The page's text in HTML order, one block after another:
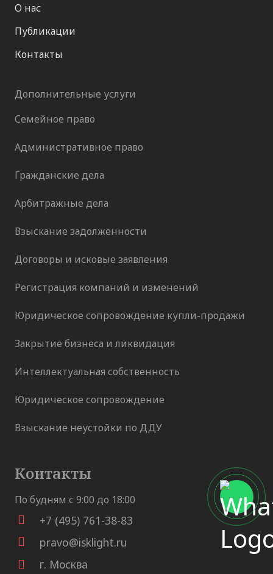
О нас
Публикации
Контакты
Дополнительные услуги
Семейное право
Административное право
Гражданские дела
Арбитражные дела
Взыскание задолженности
Договоры и исковые заявления
Регистрация компаний и изменений
Юридическое сопровождение купли-продажи
Закрытие бизнеса и ликвидация
Интеллектуальная собственность
Юридическое сопровождение
Взыскание неустойки по ДДУ
Контакты
По будням с 9:00 до 18:00
+7 (495) 761-38-83
pravo@isklight.ru
г. Москва